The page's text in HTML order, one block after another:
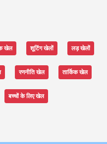
खेल शूटिंग खेलों लड़ खेलों
रणनीति खेल तार्किक खेल
बच्चों के लिए खेल